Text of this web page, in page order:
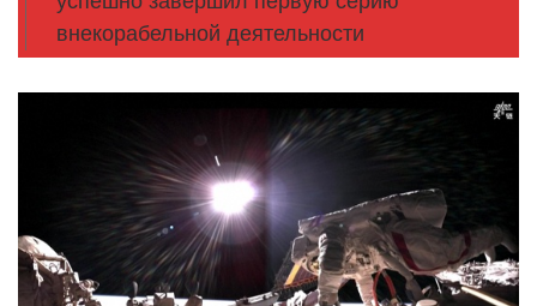
внекорабельной деятельности